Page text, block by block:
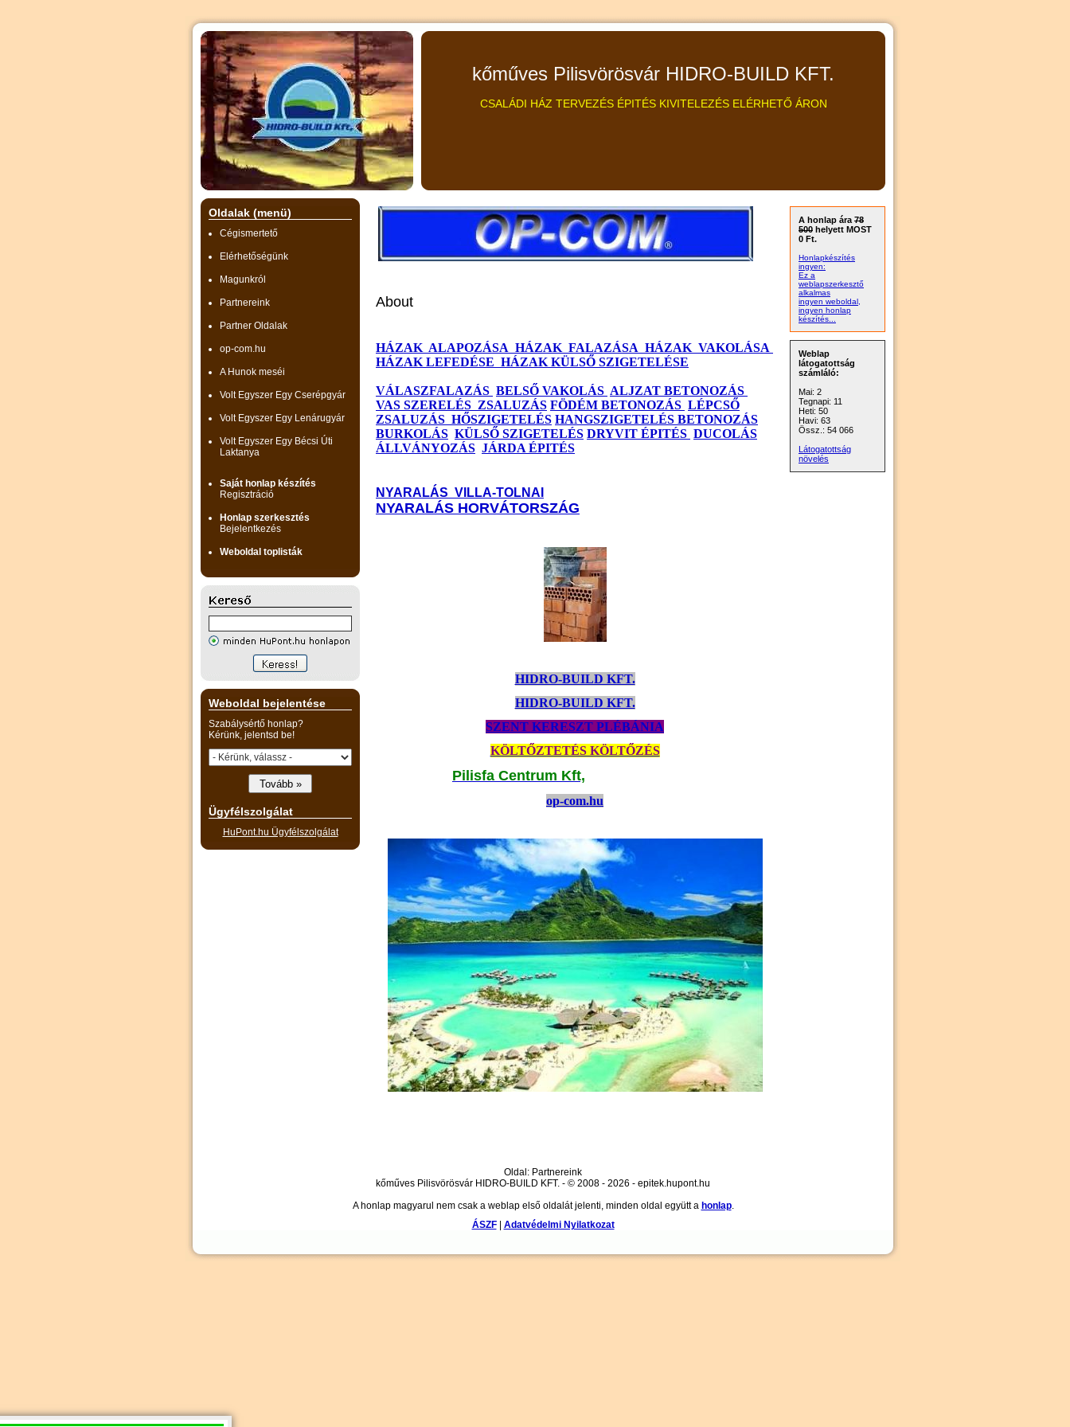
kőműves Pilisvörösvár HIDRO-BUILD KFT.
CSALÁDI HÁZ TERVEZÉS ÉPITÉS KIVITELEZÉS ELÉRHETŐ ÁRON
Oldalak (menü)
Cégismertető
Elérhetőségünk
Magunkról
Partnereink
Partner Oldalak
op-com.hu
A Hunok meséi
Volt Egyszer Egy Cserépgyár
Volt Egyszer Egy Lenárugyár
Volt Egyszer Egy Bécsi Úti
Laktanya
Saját honlap készítés
Regisztráció
Honlap szerkesztés
Bejelentkezés
Weboldal toplisták
Weboldal bejelentése
Szabálysértő honlap?
Kérünk, jelentsd be!
Ügyfélszolgálat
HuPont.hu Ügyfélszolgálat
About
HÁZAK ALAPOZÁSA HÁZAK FALAZÁSA HÁZAK VAKOLÁSA
HÁZAK LEFEDÉSE HÁZAK KÜLSŐ SZIGETELÉSE
VÁLASZFALAZÁS BELSŐ VAKOLÁS ALJZAT BETONOZÁS
VAS SZERELÉS ZSALUZÁS FÖDÉM BETONOZÁS LÉPCSŐ
ZSALUZÁS HŐSZIGETELÉS HANGSZIGETELÉS BETONOZÁS
BURKOLÁS KÜLSŐ SZIGETELÉS DRYVIT ÉPITÉS DUCOLÁS
ÁLLVÁNYOZÁS JÁRDA ÉPITÉS
NYARALÁS VILLA-TOLNAI
NYARALÁS HORVÁTORSZÁG
HIDRO-BUILD KFT.
HIDRO-BUILD KFT.
SZENT KERESZT PLÉBÁNIA
KÖLTŐZTETÉS KÖLTŐZÉS
Pilisfa Centrum Kft,
op-com.hu
A honlap ára 78
500 helyett MOST
0 Ft.
Honlapkészítés
ingyen:
Ez a
weblapszerkesztő
alkalmas
ingyen weboldal,
ingyen honlap
készítés...
Weblap
látogatottság
számláló:
Mai: 2
Tegnapi: 11
Heti: 50
Havi: 63
Össz.: 54 066
Látogatottság
növelés
Oldal: Partnereink
kőműves Pilisvörösvár HIDRO-BUILD KFT. - © 2008 - 2026 - epitek.hupont.hu
A honlap magyarul nem csak a weblap első oldalát jelenti, minden oldal együtt a honlap.
ÁSZF| Adatvédelmi Nyilatkozat